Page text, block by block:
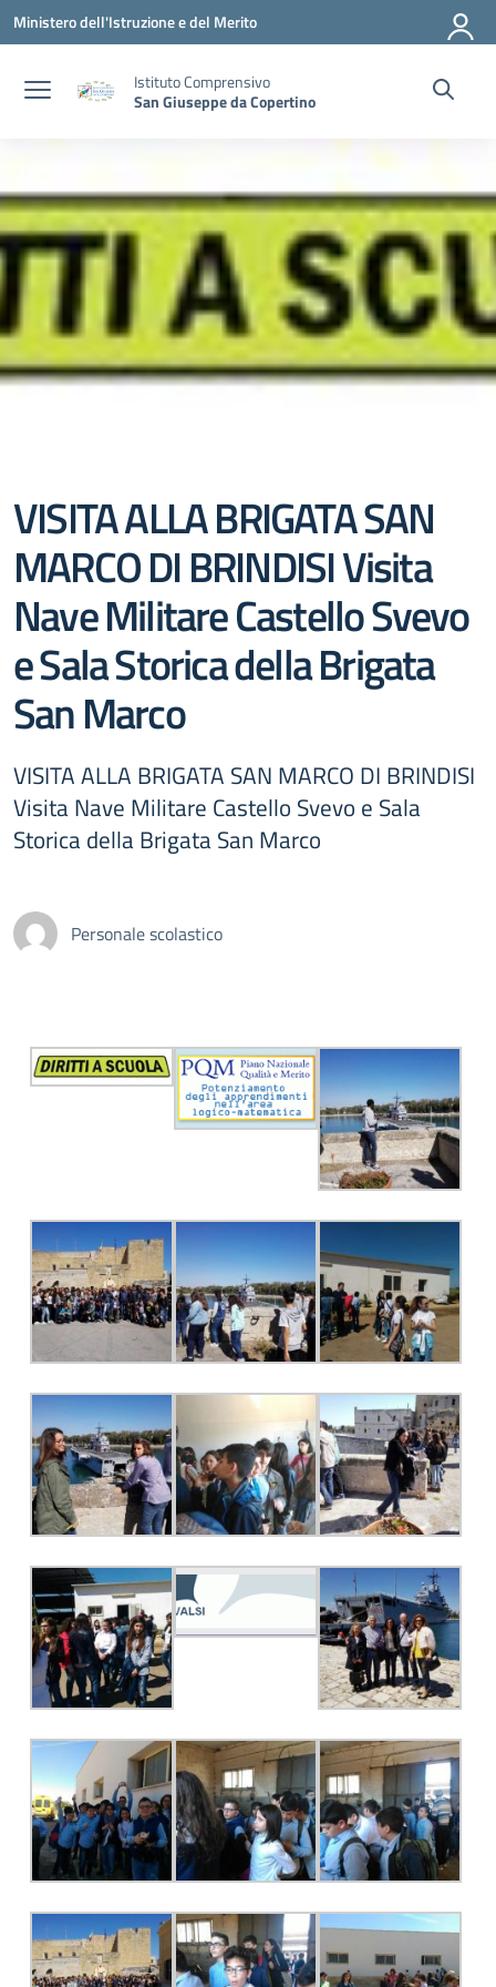
Vai ai contenuti
Vai al menu di navigazione
Vai al footer
Ministero dell'Istruzione e del Merito
Istituto Comprensivo
San Giuseppe da Copertino
VISITA ALLA BRIGATA SAN
MARCO DI BRINDISI Visita
Nave Militare Castello Svevo
e Sala Storica della Brigata
San Marco
VISITA ALLA BRIGATA SAN MARCO DI BRINDISI
Visita Nave Militare Castello Svevo e Sala
Storica della Brigata San Marco
Personale scolastico